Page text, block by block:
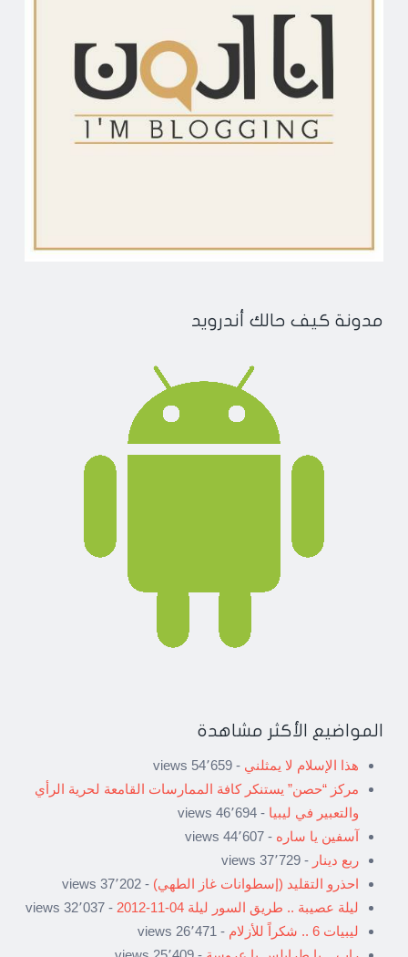
مدونة كيف حالك أندرويد
المواضيع الأكثر مشاهدة
هذا الإسلام لا يمثلني - 54٬659 views
مركز “حصن” يستنكر كافة الممارسات القامعة لحرية الرأي
والتعبير في ليبيا - 46٬694 views
آسفين يا ساره - 44٬607 views
ربع دينار - 37٬729 views
احذرو التقليد (إسطوانات غاز الطهي) - 37٬202 views
ليلة عصيبة .. طريق السور ليلة 04-11-2012
- 32٬037 views
ليبيات 6 .. شكراً للأزلام
- 26٬471 views